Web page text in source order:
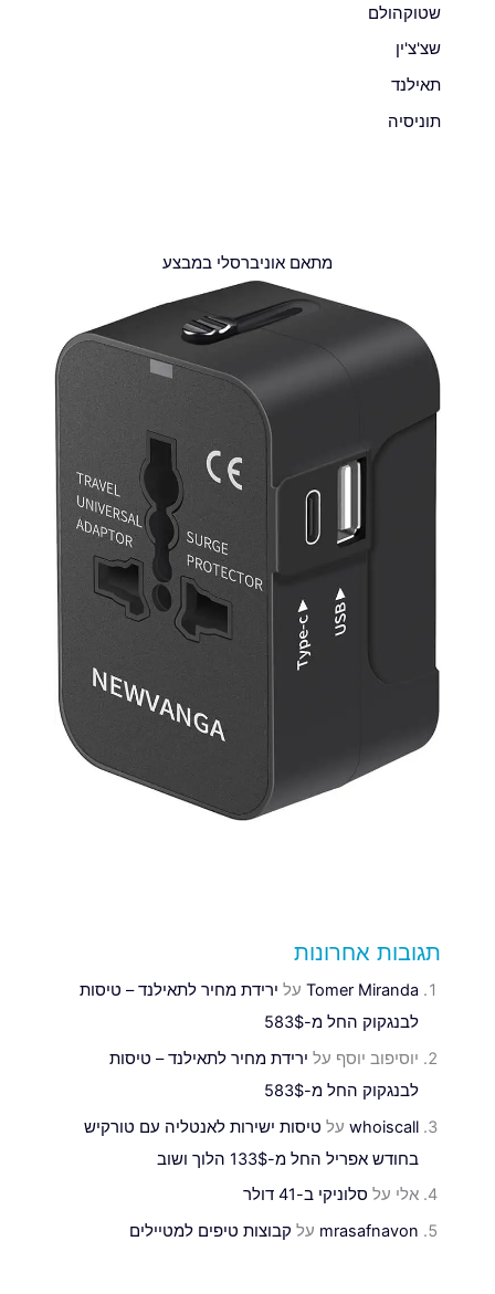
שטוקהולם
שצ'צ'ין
תאילנד
תוניסיה
מתאם אוניברסלי במבצע
תגובות אחרונות
Tomer Miranda על ירידת מחיר לתאילנד – טיסות
לבנגקוק החל מ-583$
יוסיפוב יוסף על ירידת מחיר לתאילנד – טיסות
לבנגקוק החל מ-583$
whoiscall על טיסות ישירות לאנטליה עם טורקיש
בחודש אפריל החל מ-133$ הלוך ושוב
אלי על סלוניקי ב-41 דולר
mrasafnavon על קבוצות טיפים למטיילים